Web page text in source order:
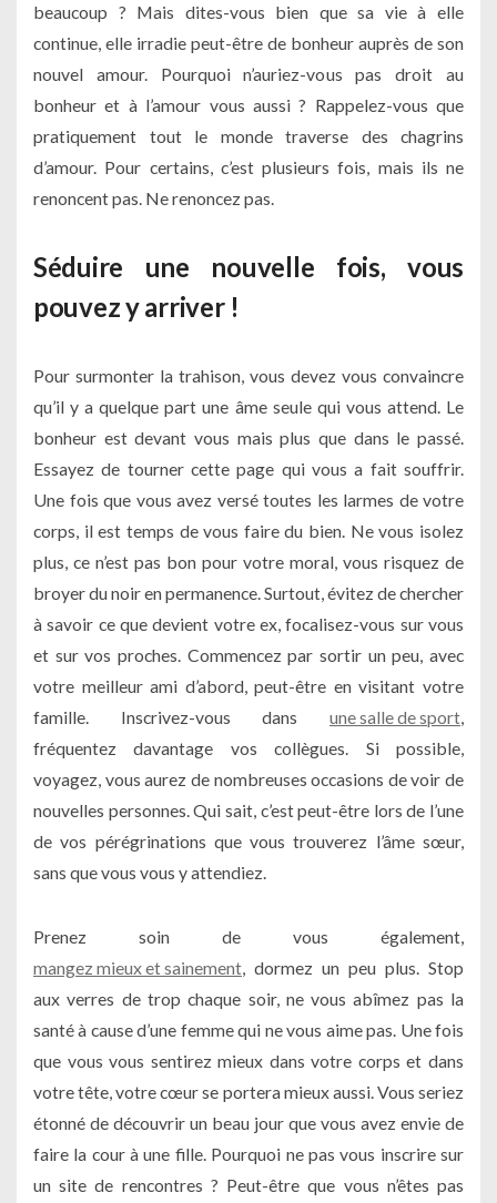
beaucoup ? Mais dites-vous bien que sa vie à elle
continue, elle irradie peut-être de bonheur auprès de son
nouvel amour. Pourquoi n’auriez-vous pas droit au
bonheur et à l’amour vous aussi ? Rappelez-vous que
pratiquement tout le monde traverse des chagrins
d’amour. Pour certains, c’est plusieurs fois, mais ils ne
renoncent pas. Ne renoncez pas.
Séduire une nouvelle fois, vous
pouvez y arriver !
Pour surmonter la trahison, vous devez vous convaincre
qu’il y a quelque part une âme seule qui vous attend. Le
bonheur est devant vous mais plus que dans le passé.
Essayez de tourner cette page qui vous a fait souffrir.
Une fois que vous avez versé toutes les larmes de votre
corps, il est temps de vous faire du bien. Ne vous isolez
plus, ce n’est pas bon pour votre moral, vous risquez de
broyer du noir en permanence. Surtout, évitez de chercher
à savoir ce que devient votre ex, focalisez-vous sur vous
et sur vos proches. Commencez par sortir un peu, avec
votre meilleur ami d’abord, peut-être en visitant votre
famille. Inscrivez-vous dans une salle de sport,
fréquentez davantage vos collègues. Si possible,
voyagez, vous aurez de nombreuses occasions de voir de
nouvelles personnes. Qui sait, c’est peut-être lors de l’une
de vos pérégrinations que vous trouverez l’âme sœur,
sans que vous vous y attendiez.
Prenez soin de vous également,
mangez mieux et sainement, dormez un peu plus. Stop
aux verres de trop chaque soir, ne vous abîmez pas la
santé à cause d’une femme qui ne vous aime pas. Une fois
que vous vous sentirez mieux dans votre corps et dans
votre tête, votre cœur se portera mieux aussi. Vous seriez
étonné de découvrir un beau jour que vous avez envie de
faire la cour à une fille. Pourquoi ne pas vous inscrire sur
un site de rencontres ? Peut-être que vous n’êtes pas